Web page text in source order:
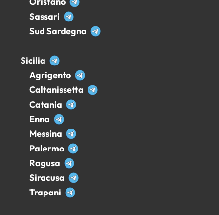
Sassari
Sud Sardegna
Sicilia
Agrigento
Caltanissetta
Catania
Enna
Messina
Palermo
Ragusa
Siracusa
Trapani